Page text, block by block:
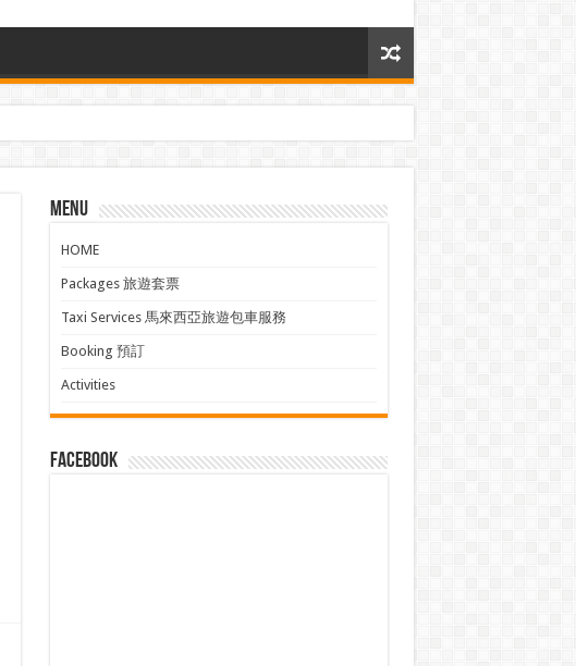
Menu
HOME
Packages 旅遊套票
Taxi Services 馬來西亞旅遊包車服務
Booking 預訂
Activities
facebook